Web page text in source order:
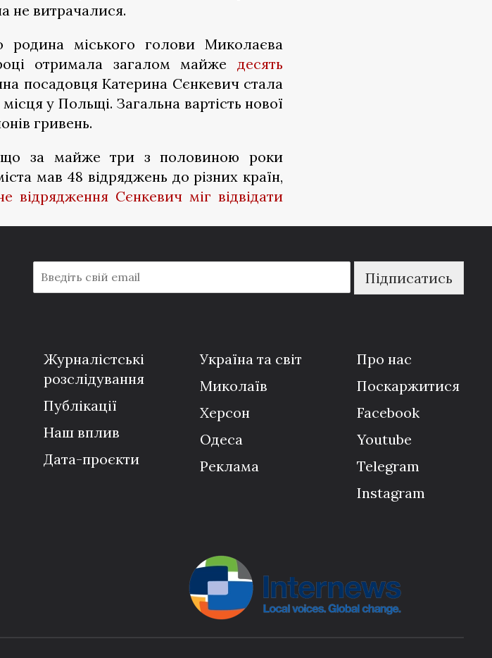
не витрачалися.
міського голови Миколаєва
отримала загалом майже десять
посадовця Катерина Сєнкевич стала
у Польщі. Загальна вартість нової
гривень.
що за майже три з половиною роки
мав 48 відряджень до різних країн,
відрядження Сєнкевич міг відвідати
m
a
Підписатись
Журналістські
розслідування
Публікації
Наш вплив
Дата-проєкти
Україна та світ
Миколаїв
Херсон
Одеса
Реклама
Про нас
Поскаржитися
Facebook
Youtube
Telegram
Instagram